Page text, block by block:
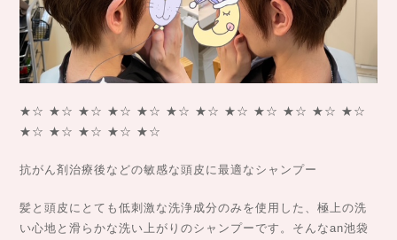
★☆ ★☆ ★☆ ★☆ ★☆ ★☆ ★☆ ★☆ ★☆ ★☆ ★☆ ★☆
★☆ ★☆ ★☆ ★☆ ★☆
抗がん剤治療後などの敏感な頭皮に最適なシャンプー
髪と頭皮にとても低刺激な洗浄成分のみを使用した、極上の洗
い心地と滑らかな洗い上がりのシャンプーです。そんなan池袋